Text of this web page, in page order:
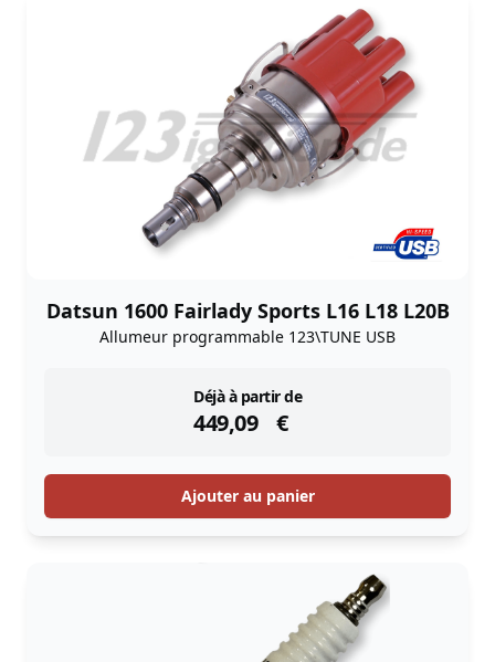
Datsun 1600 Fairlady Sports L16 L18 L20B
Allumeur programmable 123\TUNE USB
Déjà à partir de
449,09 €
instock
Ajouter au panier